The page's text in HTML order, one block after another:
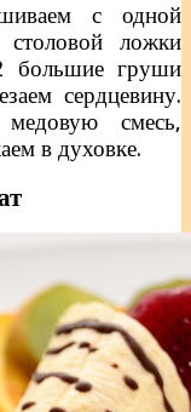
с одной
ложки
большие груши
сердцевину.
смесь,
в духовке.